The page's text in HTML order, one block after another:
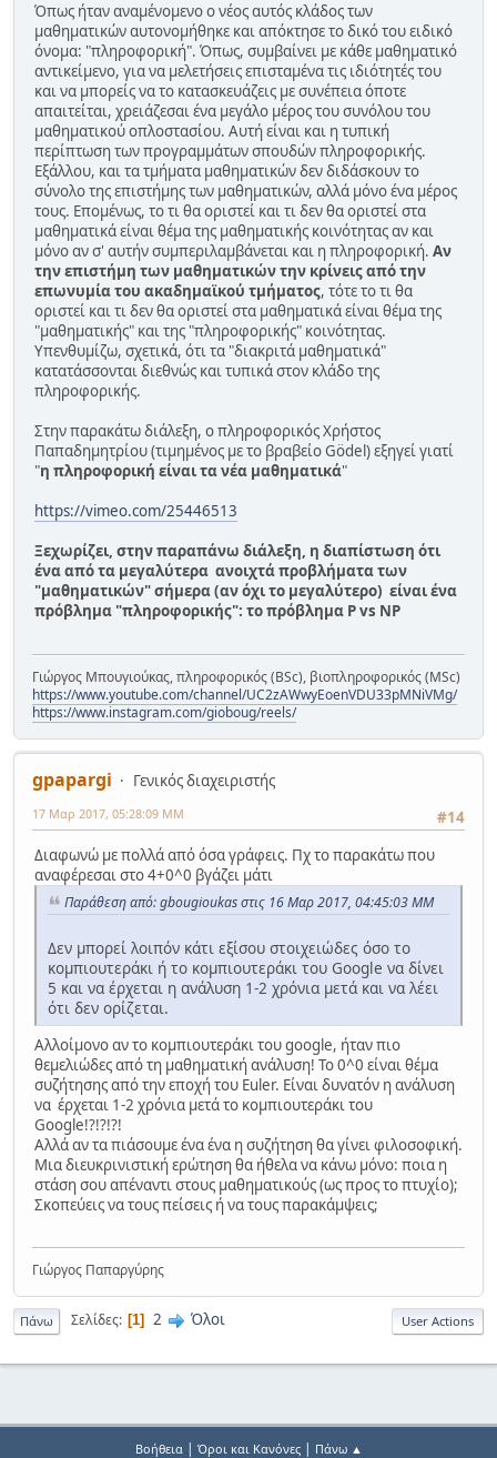
Όπως ήταν αναμένομενο ο νέος αυτός κλάδος των
μαθηματικών αυτονομήθηκε και απόκτησε το δικό του ειδικό
όνομα: "πληροφορική". Όπως, συμβαίνει με κάθε μαθηματικό
αντικείμενο, για να μελετήσεις επισταμένα τις ιδιότητές του
και να μπορείς να το κατασκευάζεις με συνέπεια όποτε
απαιτείται, χρειάζεσαι ένα μεγάλο μέρος του συνόλου του
μαθηματικού οπλοστασίου. Αυτή είναι και η τυπική
περίπτωση των προγραμμάτων σπουδών πληροφορικής.
Εξάλλου, και τα τμήματα μαθηματικών δεν διδάσκουν το
σύνολο της επιστήμης των μαθηματικών, αλλά μόνο ένα μέρος
τους. Επομένως, το τι θα οριστεί και τι δεν θα οριστεί στα
μαθηματικά είναι θέμα της μαθηματικής κοινότητας αν και
μόνο αν σ' αυτήν συμπεριλαμβάνεται και η πληροφορική. Αν
την επιστήμη των μαθηματικών την κρίνεις από την
επωνυμία του ακαδημαϊκού τμήματος, τότε το τι θα
οριστεί και τι δεν θα οριστεί στα μαθηματικά είναι θέμα της
"μαθηματικής" και της "πληροφορικής" κοινότητας.
Υπενθυμίζω, σχετικά, ότι τα "διακριτά μαθηματικά"
κατατάσσονται διεθνώς και τυπικά στον κλάδο της
πληροφορικής.
Στην παρακάτω διάλεξη, ο πληροφορικός Χρήστος
Παπαδημητρίου (τιμημένος με το βραβείο Gödel) εξηγεί γιατί
"η πληροφορική είναι τα νέα μαθηματικά"
https://vimeo.com/25446513
Ξεχωρίζει, στην παραπάνω διάλεξη, η διαπίστωση ότι
ένα από τα μεγαλύτερα ανοιχτά προβλήματα των
"μαθηματικών" σήμερα (αν όχι το μεγαλύτερο) είναι ένα
πρόβλημα "πληροφορικής": το πρόβλημα P vs NP
Γιώργος Μπουγιούκας, πληροφορικός (BSc), βιοπληροφορικός (MSc)
https://www.youtube.com/channel/UC2zAWwyEoenVDU33pMNiVMg/
https://www.instagram.com/gioboug/reels/
gpapargi
Γενικός διαχειριστής
#14
17 Μαρ 2017, 05:28:09 ΜΜ
Διαφωνώ με πολλά από όσα γράφεις. Πχ το παρακάτω που
αναφέρεσαι στο 4+0^0 βγάζει μάτι
Παράθεση από: gbougioukas στις 16 Μαρ 2017, 04:45:03 ΜΜ
Δεν μπορεί λοιπόν κάτι εξίσου στοιχειώδες όσο το
κομπιουτεράκι ή το κομπιουτεράκι του Google να δίνει
5 και να έρχεται η ανάλυση 1-2 χρόνια μετά και να λέει
ότι δεν ορίζεται.
Αλλοίμονο αν το κομπιουτεράκι του google, ήταν πιο
θεμελιώδες από τη μαθηματική ανάλυση! Το 0^0 είναι θέμα
συζήτησης από την εποχή του Euler. Είναι δυνατόν η ανάλυση
να έρχεται 1-2 χρόνια μετά το κομπιουτεράκι του
Google!?!?!?!
Αλλά αν τα πιάσουμε ένα ένα η συζήτηση θα γίνει φιλοσοφική.
Μια διευκρινιστική ερώτηση θα ήθελα να κάνω μόνο: ποια η
στάση σου απέναντι στους μαθηματικούς (ως προς το πτυχίο);
Σκοπεύεις να τους πείσεις ή να τους παρακάμψεις;
Γιώργος Παπαργύρης
Πάνω Σελίδες 1 2 Όλοι User Actions
Βοήθεια| Όροι και Κανόνες| Πάνω ▲